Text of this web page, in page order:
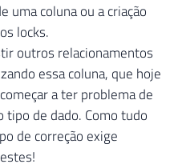
uma coluna ou a criação
locks.
outros relacionamentos
essa coluna, que hoje
a ter problema de
tipo de dado. Como tudo
de correção exige